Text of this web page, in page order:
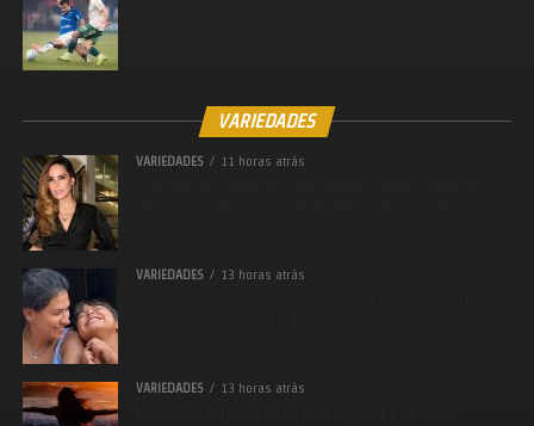
Twitter
WhatsApp
Messenger
Share
VARIEDADES
VARIEDADES 11 horas atrás
VARIEDADES 13 horas atrás
VARIEDADES 13 horas atrás